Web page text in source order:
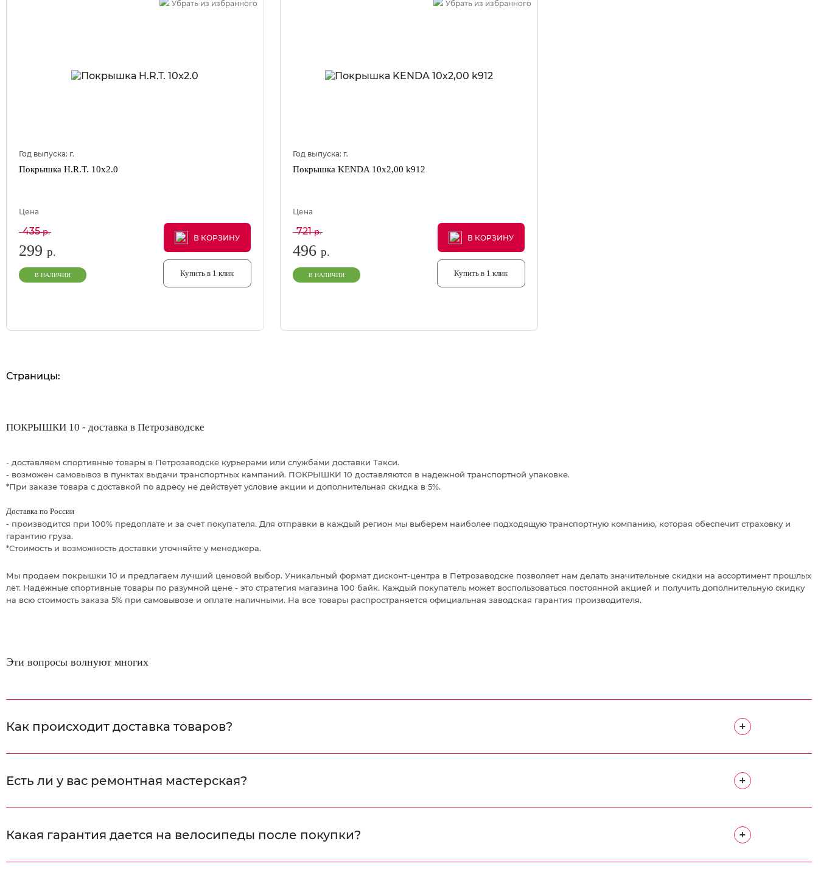
Убрать из избранного
Год выпуска: г.
Покрышка H.R.T. 10x2.0
Цена
435р.
299 р.
В НАЛИЧИИ
В КОРЗИНУ
В КОРЗИНУ
В КОРЗИНУ
Купить в 1 клик
Убрать из избранного
Год выпуска: г.
Покрышка KENDA 10х2,00 k912
Цена
721р.
496р.
В НАЛИЧИИ
В КОРЗИНУ
В КОРЗИНУ
В КОРЗИНУ
Купить в 1 клик
Страницы:
ПОКРЫШКИ 10 - доставка в Петрозаводске
- доставляем спортивные товары в Петрозаводске курьерами или службами доставки Такси.
- возможен самовывоз в пунктах выдачи транспортных кампаний. ПОКРЫШКИ 10 доставляются в надежной транспортной упаковке.
*При заказе товара с доставкой по адресу не действует условие акции и дополнительная скидка в 5%.
Доставка по России
- производится при 100% предоплате и за счет покупателя. Для отправки в каждый регион мы выберем наиболее подходящую транспортную компанию, которая обеспечит страховку и
гарантию груза.
*Стоимость и возможность доставки уточняйте у менеджера.
Мы продаем покрышки 10 и предлагаем лучший ценовой выбор. Уникальный формат дисконт-центра в Петрозаводске позволяет нам делать значительные скидки на ассортимент прошлых
лет. Надежные спортивные товары по разумной цене - это стратегия магазина 100 байк. Каждый покупатель может воспользоваться постоянной акцией и получить дополнительную скидку
на всю стоимость заказа 5% при самовывозе и оплате наличными. На все товары распространяется официальная заводская гарантия производителя.
Эти вопросы волнуют многих
Как происходит доставка товаров? +
Есть ли у вас ремонтная мастерская? +
Какая гарантия дается на велосипеды после покупки? +